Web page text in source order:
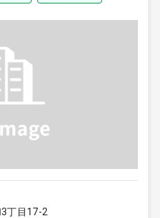
丁目17-2